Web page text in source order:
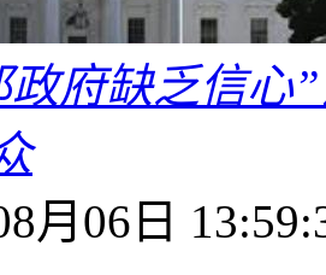
政府缺乏信心
月06日